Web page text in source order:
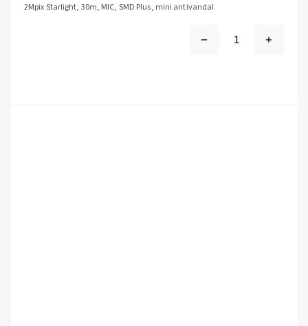
2Mpix Starlight, 30m, MIC, SMD Plus, mini antivandal